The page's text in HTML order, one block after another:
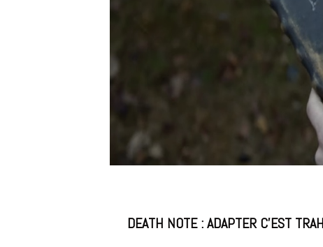
DEATH NOTE : ADAPTER C’EST